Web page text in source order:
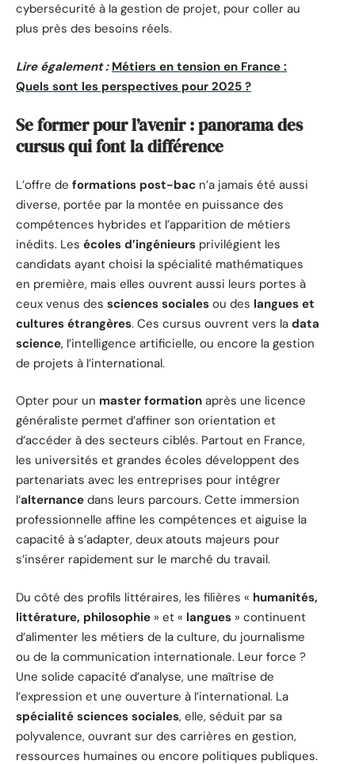
cybersécurité à la gestion de projet, pour coller au
plus près des besoins réels.
Lire également : Métiers en tension en France :
Quels sont les perspectives pour 2025 ?
Se former pour l’avenir : panorama des
cursus qui font la différence
L’offre de formations post-bac n’a jamais été aussi
diverse, portée par la montée en puissance des
compétences hybrides et l’apparition de métiers
inédits. Les écoles d’ingénieurs privilégient les
candidats ayant choisi la spécialité mathématiques
en première, mais elles ouvrent aussi leurs portes à
ceux venus des sciences sociales ou des langues et
cultures étrangères. Ces cursus ouvrent vers la data
science, l’intelligence artificielle, ou encore la gestion
de projets à l’international.
Opter pour un master formation après une licence
généraliste permet d’affiner son orientation et
d’accéder à des secteurs ciblés. Partout en France,
les universités et grandes écoles développent des
partenariats avec les entreprises pour intégrer
l’alternance dans leurs parcours. Cette immersion
professionnelle affine les compétences et aiguise la
capacité à s’adapter, deux atouts majeurs pour
s’insérer rapidement sur le marché du travail.
Du côté des profils littéraires, les filières « humanités,
littérature, philosophie » et « langues » continuent
d’alimenter les métiers de la culture, du journalisme
ou de la communication internationale. Leur force ?
Une solide capacité d’analyse, une maîtrise de
l’expression et une ouverture à l’international. La
spécialité sciences sociales, elle, séduit par sa
polyvalence, ouvrant sur des carrières en gestion,
ressources humaines ou encore politiques publiques.